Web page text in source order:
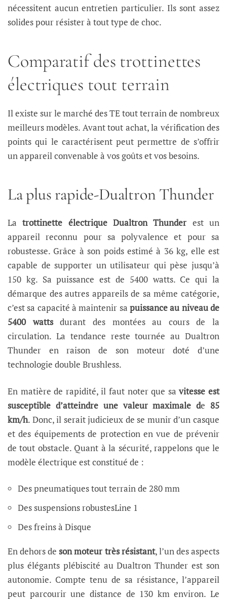
nécessitent aucun entretien particulier. Ils sont assez
solides pour résister à tout type de choc.
Comparatif des trottinettes
électriques tout terrain
Il existe sur le marché des TE tout terrain de nombreux
meilleurs modèles. Avant tout achat, la vérification des
points qui le caractérisent peut permettre de s’offrir
un appareil convenable à vos goûts et vos besoins.
La plus rapide-Dualtron Thunder
Latrottinette électrique Dualtron Thunder est un
appareil reconnu pour sa polyvalence et pour sa
robustesse. Grâce à son poids estimé à 36 kg, elle est
capable de supporter un utilisateur qui pèse jusqu’à
150 kg. Sa puissance est de 5400 watts. Ce qui la
démarque des autres appareils de sa même catégorie,
c’est sa capacité à maintenir sa puissance au niveau de
5400 wattsdurant des montées au cours de la
circulation. La tendance reste tournée au Dualtron
Thunder en raison de son moteur doté d’une
technologie double Brushless.
En matière de rapidité, il faut noter que savitesse est
susceptible d’atteindre une valeur maximale de 85
km/h. Donc, il serait judicieux de se munir d’un casque
et des équipements de protection en vue de prévenir
de tout obstacle. Quant à la sécurité, rappelons que le
modèle électrique est constitué de :
Des pneumatiques tout terrain de 280 mm
Des suspensions robustesLine 1
Des freins à Disque
En dehors deson moteur très résistant, l’un des aspects
plus élégants plébiscité au Dualtron Thunder est son
autonomie. Compte tenu de sa résistance, l’appareil
peut parcourir une distance de 130 km environ. Le